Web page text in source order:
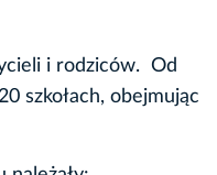
i rodziców. Od
szkołach, obejmując